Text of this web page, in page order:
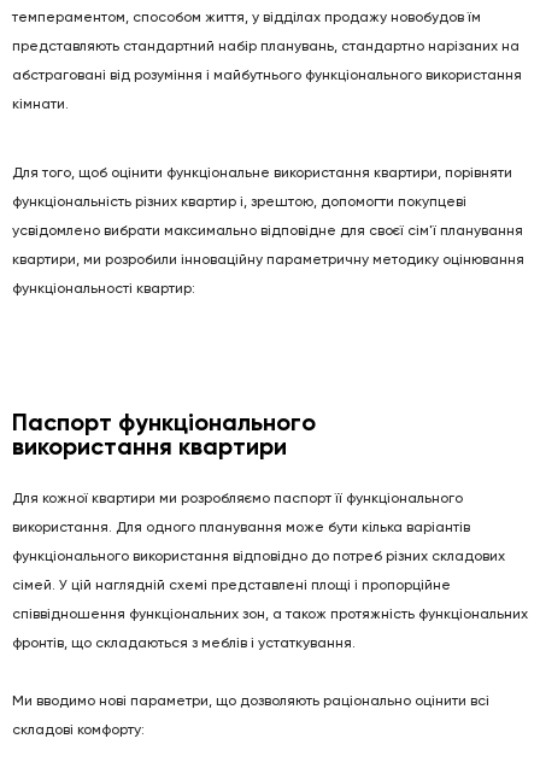
темпераментом, способом життя, у відділах продажу новобудов їм
представляють стандартний набір планувань, стандартно нарізаних на
абстраговані від розуміння і майбутнього функціонального використання
кімнати.
Для того, щоб оцінити функціональне використання квартири, порівняти
функціональність різних квартир і, зрештою, допомогти покупцеві
усвідомлено вибрати максимально відповідне для своєї сім'ї планування
квартири, ми розробили інноваційну параметричну методику оцінювання
функціональності квартир:
Паспорт функціонального
використання квартири
Для кожної квартири ми розробляємо паспорт її функціонального
використання. Для одного планування може бути кілька варіантів
функціонального використання відповідно до потреб різних складових
сімей. У цій наглядній схемі представлені площі і пропорційне
співвідношення функціональних зон, а також протяжність функціональних
фронтів, що складаються з меблів і устаткування.
Ми вводимо нові параметри, що дозволяють раціонально оцінити всі
складові комфорту: